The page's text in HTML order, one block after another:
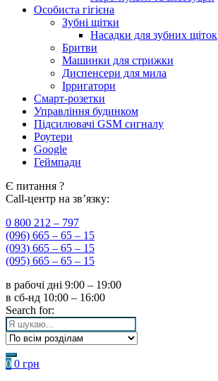
Особиста гігієна
Зубні щітки
Насадки для зубних щіток
Бритви
Машинки для стрижки
Диспенсери для мила
Ірригатори
Смарт-розетки
Управління будинком
Підсилювачі GSM сигналу
Роутери
Google
Геймпади
Є питання ?
Call-центр на зв’язку:
0 800 212 – 797
(096) 665 – 65 – 15
(093) 665 – 65 – 15
(095) 665 – 65 – 15
в рабочі дні 9:00 – 19:00
в сб-нд 10:00 – 16:00
Search for:
0 0 грн